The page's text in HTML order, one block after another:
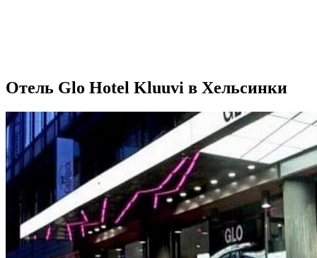
Отель Glo Hotel Kluuvi в Хельсинки